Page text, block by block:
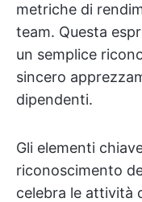
metriche di
team. Questa
un semplice
sincero
dipendenti.
Gli elementi
riconoscimento
celebra le attività